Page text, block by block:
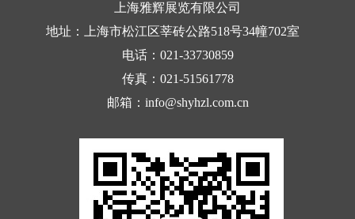
上海雅辉展览有限公司
地址：上海市松江区莘砖公路518号34幢702室
电话：021-33730859
传真：021-51561778
邮箱：info@shyhzl.com.cn